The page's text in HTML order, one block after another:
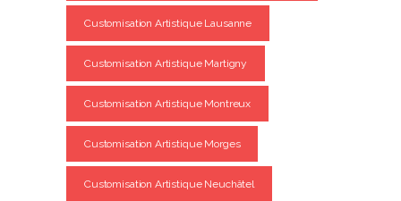
Customisation Artistique Lausanne
Customisation Artistique Martigny
Customisation Artistique Montreux
Customisation Artistique Morges
Customisation Artistique Neuchâtel